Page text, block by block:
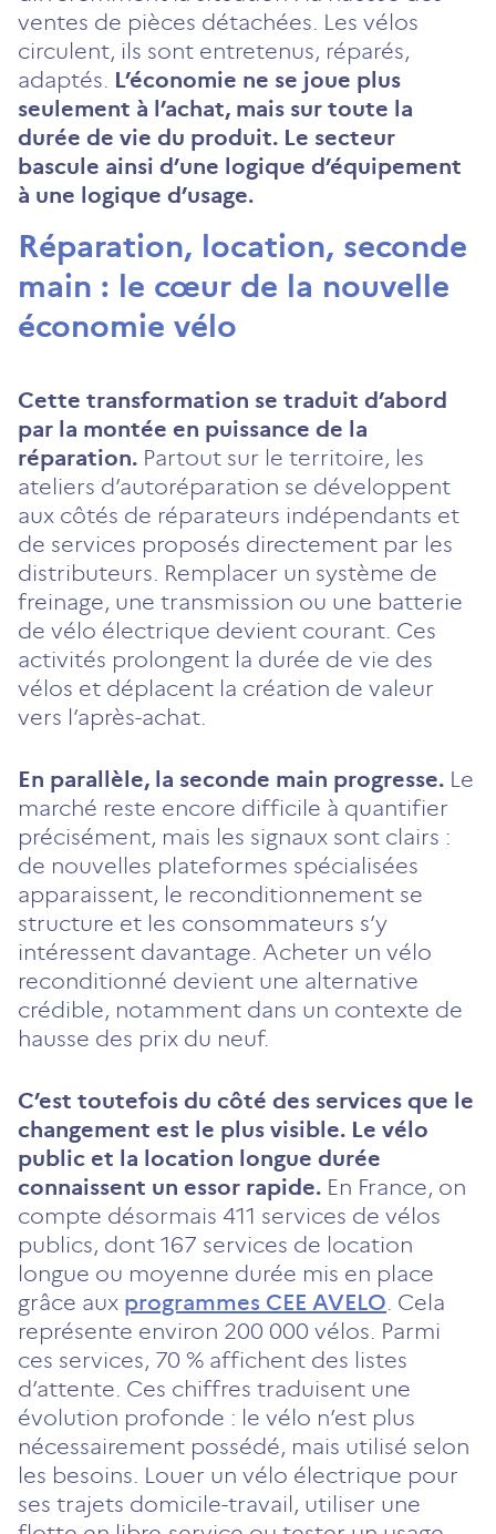
ventes de pièces détachées. Les vélos
circulent, ils sont entretenus, réparés,
adaptés. L’économie ne se joue plus
seulement à l’achat, mais sur toute la
durée de vie du produit. Le secteur
bascule ainsi d’une logique d’équipement
à une logique d’usage.
Réparation, location, seconde
main : le cœur de la nouvelle
économie vélo
Cette transformation se traduit d’abord
par la montée en puissance de la
réparation. Partout sur le territoire, les
ateliers d’autoréparation se développent
aux côtés de réparateurs indépendants et
de services proposés directement par les
distributeurs. Remplacer un système de
freinage, une transmission ou une batterie
de vélo électrique devient courant. Ces
activités prolongent la durée de vie des
vélos et déplacent la création de valeur
vers l’après-achat.
En parallèle, la seconde main progresse. Le
marché reste encore difficile à quantifier
précisément, mais les signaux sont clairs :
de nouvelles plateformes spécialisées
apparaissent, le reconditionnement se
structure et les consommateurs s’y
intéressent davantage. Acheter un vélo
reconditionné devient une alternative
crédible, notamment dans un contexte de
hausse des prix du neuf.
C’est toutefois du côté des services que le
changement est le plus visible. Le vélo
public et la location longue durée
connaissent un essor rapide. En France, on
compte désormais 411 services de vélos
publics, dont 167 services de location
longue ou moyenne durée mis en place
grâce aux programmes CEE AVELO. Cela
représente environ 200 000 vélos. Parmi
ces services, 70 % affichent des listes
d’attente. Ces chiffres traduisent une
évolution profonde : le vélo n’est plus
nécessairement possédé, mais utilisé selon
les besoins. Louer un vélo électrique pour
ses trajets domicile-travail, utiliser une